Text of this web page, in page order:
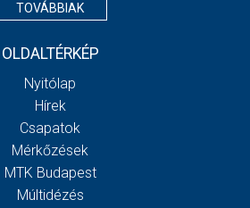
TOVÁBBIAK
OLDALTÉRKÉP
Nyitólap
Hírek
Csapatok
Mérkőzések
MTK Budapest
Múltidézés